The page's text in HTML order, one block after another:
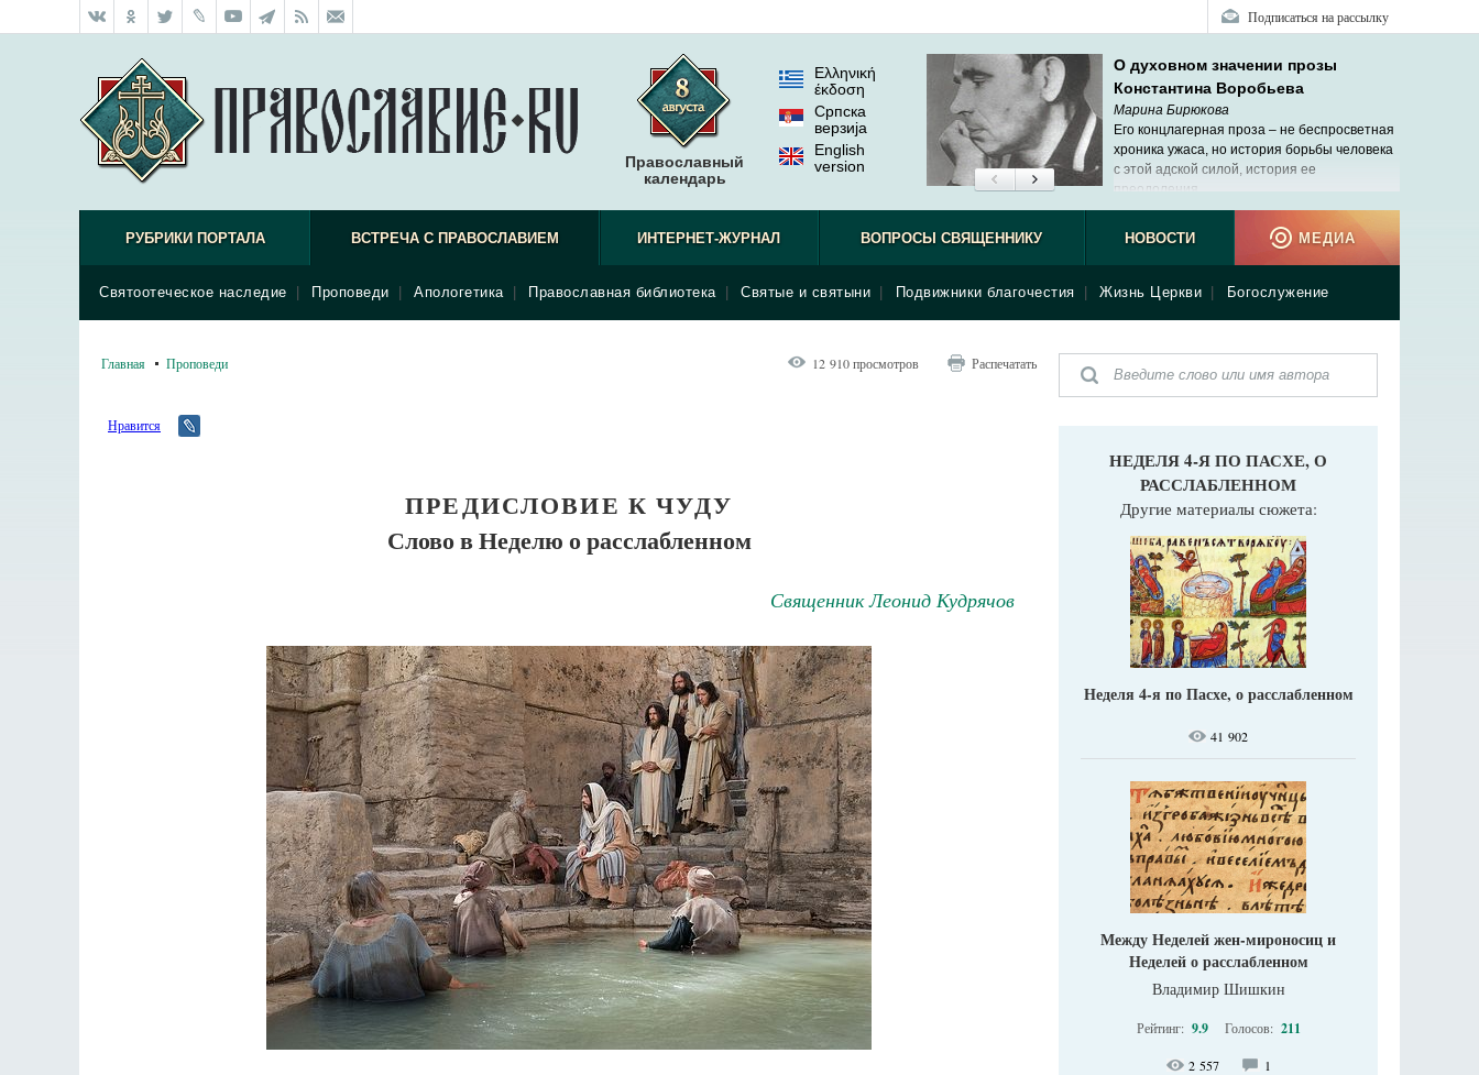
Подписаться на рассылку
Православный
календарь
Ελληνική
έκδοση
Српска
верзиjа
English
version
О духовном значении прозы
Константина Воробьева
Марина Бирюкова
Его концлагерная проза – не беспросветная
хроника ужаса, но история борьбы человека
с этой адской силой, история ее
преодоления.
РУБРИКИ ПОРТАЛА ВСТРЕЧА С ПРАВОСЛАВИЕМ
Святоотеческое наследие Проповеди Апологетика Православная библиотека Святые и святыни Подвижники благочестия Жизнь Церкви Богослужение
ИНТЕРНЕТ-ЖУРНАЛ ВОПРОСЫ СВЯЩЕННИКУ НОВОСТИ МЕДИА
Главная Проповеди 12 910 просмотров Распечатать
Нравится
ПРЕДИСЛОВИЕ К ЧУДУ
Слово в Неделю о расслабленном
Священник Леонид Кудрячов
НЕДЕЛЯ 4-Я ПО ПАСХЕ, О
РАССЛАБЛЕННОМ
Другие материалы сюжета:
Неделя 4-я по Пасхе, о расслабленном
41 902
Между Неделей жен-мироносиц и
Неделей о расслабленном
Владимир Шишкин
Рейтинг: 9.9 Голосов: 211
2 557 1